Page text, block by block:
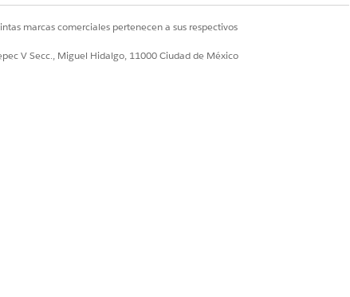
Sí No
marcas comerciales pertenecen a sus respectivos
V Secc., Miguel Hidalgo, 11000 Ciudad de México